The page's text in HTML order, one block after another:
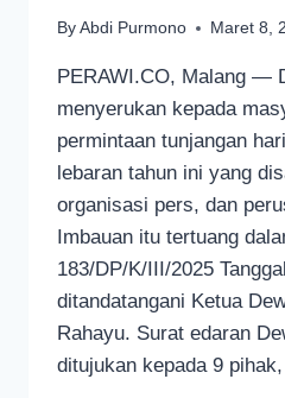
By Abdi Purmono Maret 8,
PERAWI.CO, Malang —
menyerukan kepada
permintaan tunjangan
lebaran tahun ini yang
organisasi pers, dan
Imbauan itu tertuang
183/DP/K/III/2025
ditandatangani Ketua
Rahayu. Surat edaran
ditujukan kepada 9